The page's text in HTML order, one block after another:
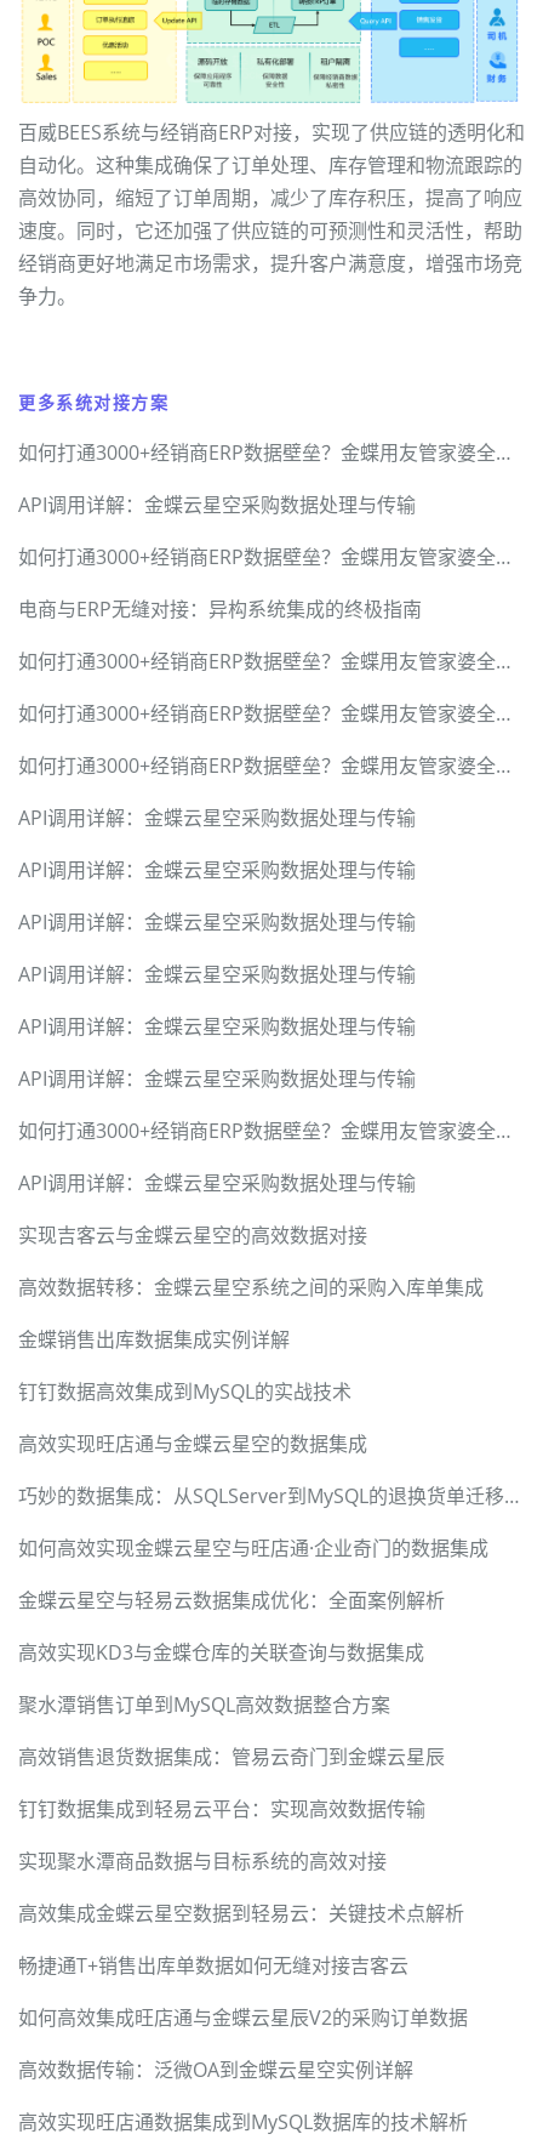
百威BEES系统与经销商ERP对接，实现了供应链的透明化和
自动化。这种集成确保了订单处理、库存管理和物流跟踪的
高效协同，缩短了订单周期，减少了库存积压，提高了响应
速度。同时，它还加强了供应链的可预测性和灵活性，帮助
经销商更好地满足市场需求，提升客户满意度，增强市场竞
争力。
更多系统对接方案
如何打通3000+经销商ERP数据壁垒？金蝶用友管家婆全兼容方案
API调用详解：金蝶云星空采购数据处理与传输
如何打通3000+经销商ERP数据壁垒？金蝶用友管家婆全兼容方案
电商与ERP无缝对接：异构系统集成的终极指南
如何打通3000+经销商ERP数据壁垒？金蝶用友管家婆全兼容方案
如何打通3000+经销商ERP数据壁垒？金蝶用友管家婆全兼容方案
如何打通3000+经销商ERP数据壁垒？金蝶用友管家婆全兼容方案
API调用详解：金蝶云星空采购数据处理与传输
API调用详解：金蝶云星空采购数据处理与传输
API调用详解：金蝶云星空采购数据处理与传输
API调用详解：金蝶云星空采购数据处理与传输
API调用详解：金蝶云星空采购数据处理与传输
API调用详解：金蝶云星空采购数据处理与传输
如何打通3000+经销商ERP数据壁垒？金蝶用友管家婆全兼容方案
API调用详解：金蝶云星空采购数据处理与传输
实现吉客云与金蝶云星空的高效数据对接
高效数据转移：金蝶云星空系统之间的采购入库单集成
金蝶销售出库数据集成实例详解
钉钉数据高效集成到MySQL的实战技术
高效实现旺店通与金蝶云星空的数据集成
巧妙的数据集成：从SQLServer到MySQL的退换货单迁移方案
如何高效实现金蝶云星空与旺店通·企业奇门的数据集成
金蝶云星空与轻易云数据集成优化：全面案例解析
高效实现KD3与金蝶仓库的关联查询与数据集成
聚水潭销售订单到MySQL高效数据整合方案
高效销售退货数据集成：管易云奇门到金蝶云星辰
钉钉数据集成到轻易云平台：实现高效数据传输
实现聚水潭商品数据与目标系统的高效对接
高效集成金蝶云星空数据到轻易云：关键技术点解析
畅捷通T+销售出库单数据如何无缝对接吉客云
如何高效集成旺店通与金蝶云星辰V2的采购订单数据
高效数据传输：泛微OA到金蝶云星空实例详解
高效实现旺店通数据集成到MySQL数据库的技术解析